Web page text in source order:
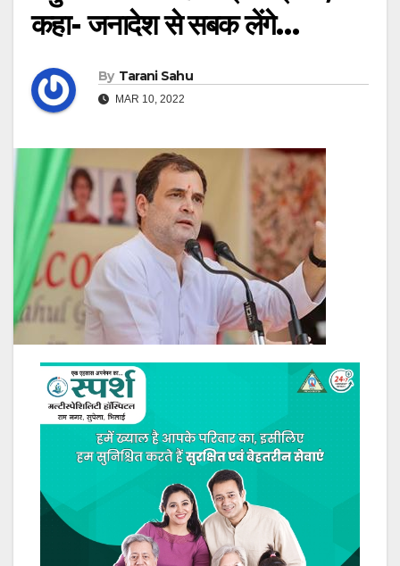
कहा- जनादेश से सबक लेंगे…
By Tarani Sahu
MAR 10, 2022